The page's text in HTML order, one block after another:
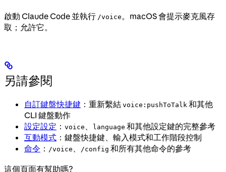
啟動 Claude Code 並執行 /voice 。macOS 會提示麥克風存
取；允許它。
另請參閱
自訂鍵盤快捷鍵 ：重新繫結 voice:pushToTalk 和其他
CLI 鍵盤動作
設定設定 ： voice 、 language 和其他設定鍵的完整參考
互動模式 ：鍵盤快捷鍵、輸入模式和工作階段控制
命令 ： /voice 、 /config 和所有其他命令的參考
這個頁面有幫助嗎?